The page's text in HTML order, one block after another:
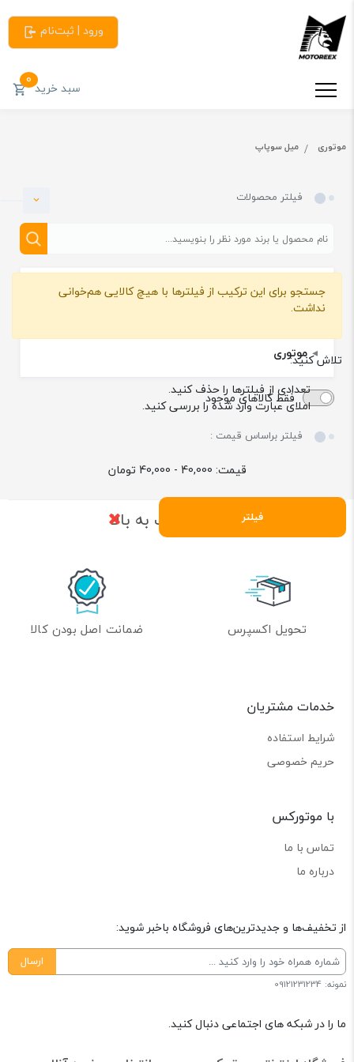
ورود | ثبت‌نام
سبد خرید0
موتوری میل سوپاپ
فیلتر محصولات
دسته بندی
موتوری
فقط کالاهای موجود
فیلتر براساس قیمت :
قیمت: 40,000 - 40,000 تومان
فیلتر
جستجو برای این ترکیب از فیلترها با هیچ کالایی هم‌خوانی
نداشت.
تلاش کنید:
تعدادی از فیلترها را حذف کنید.
املای عبارت وارد شده را بررسی کنید.
بازگشت به بالا
تحویل اکسپرس ضمانت اصل بودن کالا
خدمات مشتریان
شرایط استفاده
حریم خصوصی
با موتورکس
تماس با ما
درباره ما
از تخفیف‌ها و جدیدترین‌های فروشگاه باخبر شوید:
ارسال
نمونه: 09121231234
ما را در شبکه های اجتماعی دنبال کنید.